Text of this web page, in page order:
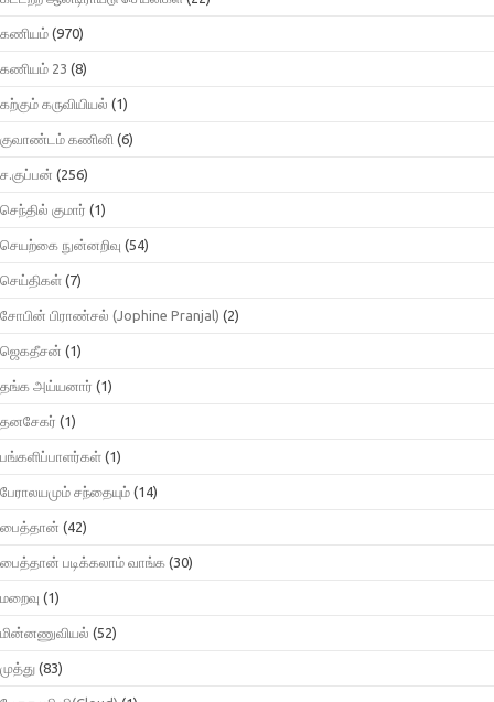
கணியம் (970)
கணியம் 23 (8)
கற்கும் கருவியியல் (1)
குவாண்டம் கணினி (6)
ச.குப்பன் (256)
செந்தில் குமார் (1)
செயற்கை நுன்னறிவு (54)
செய்திகள் (7)
சோபின் பிராண்சல் (Jophine Pranjal) (2)
ஜெகதீசன் (1)
தங்க அய்யனார் (1)
தனசேகர் (1)
பங்களிப்பாளர்கள் (1)
பேராலயமும் சந்தையும் (14)
பைத்தான் (42)
பைத்தான் படிக்கலாம் வாங்க (30)
மறைவு (1)
மின்னணுவியல் (52)
முத்து (83)